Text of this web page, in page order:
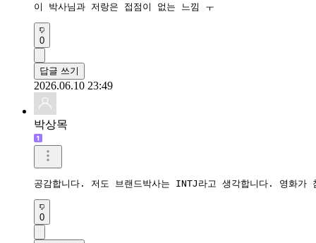
이 박사님과 저랑은 접점이 없는 느낌 ㅜ
0
답글 쓰기
2026.06.10 23:49
박상목
공감합니다. 저도 브랜드박사는 INTJ라고 생각합니다. 영화가
0